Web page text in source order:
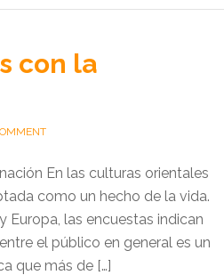
con la
En las culturas orientales
como un hecho de la vida.
Europa, las encuestas indican
el público en general es un
que más de […]